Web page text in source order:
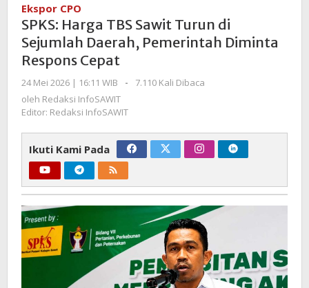
Sawit
Turun
di
Daerah,
Cepat
Ekspor CPO
SPKS: Harga TBS Sawit Turun di
Sejumlah Daerah, Pemerintah Diminta
Respons Cepat
24 Mei 2026 | 16:11 WIB
oleh
InfoSAWIT
-
7.110 Kali Dibaca
oleh Redaksi InfoSAWIT
Editor: Redaksi InfoSAWIT
Ikuti Kami Pada